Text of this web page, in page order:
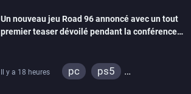
stadia
ps4
xbox one
switch 2
Un nouveau jeu Road 96 annoncé avec un tout
premier teaser dévoilé pendant la conférence
Il y a 18 heures pc
ps5